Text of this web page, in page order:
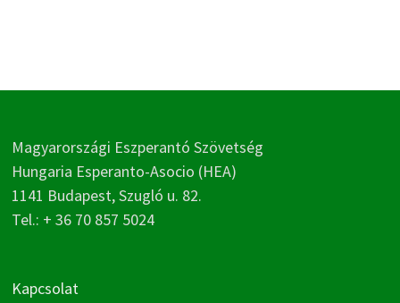
Magyarországi Eszperantó Szövetség
Hungaria Esperanto-Asocio (HEA)
1141 Budapest, Szugló u. 82.
Tel.: + 36 70 857 5024
Kapcsolat